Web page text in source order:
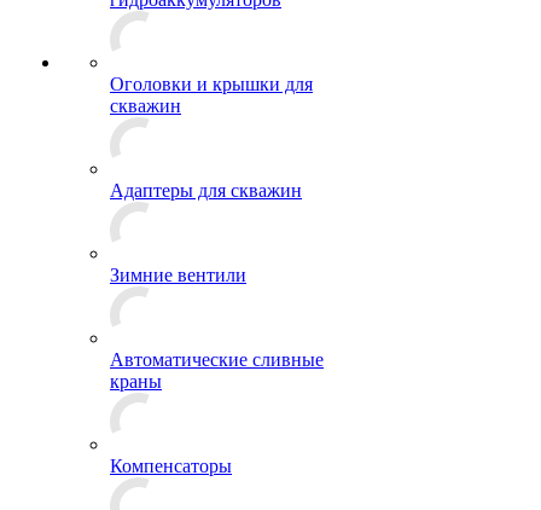
Оголовки и крышки для
скважин
Адаптеры для скважин
Зимние вентили
Автоматические сливные
краны
Компенсаторы